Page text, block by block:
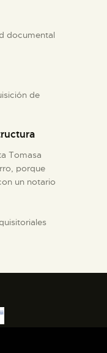
documental
de
Tomasa
porque
un notario